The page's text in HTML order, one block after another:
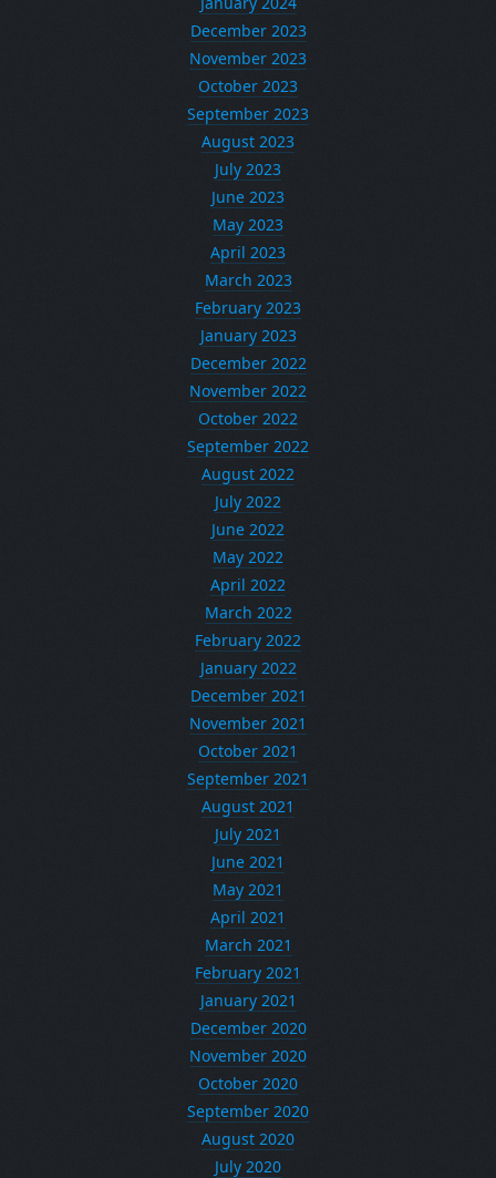
December 2023
November 2023
October 2023
September 2023
August 2023
July 2023
June 2023
May 2023
April 2023
March 2023
February 2023
January 2023
December 2022
November 2022
October 2022
September 2022
August 2022
July 2022
June 2022
May 2022
April 2022
March 2022
February 2022
January 2022
December 2021
November 2021
October 2021
September 2021
August 2021
July 2021
June 2021
May 2021
April 2021
March 2021
February 2021
January 2021
December 2020
November 2020
October 2020
September 2020
August 2020
July 2020